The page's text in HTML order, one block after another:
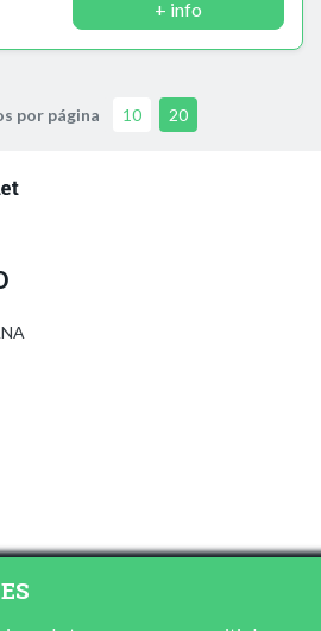
+ info
por página 10 20